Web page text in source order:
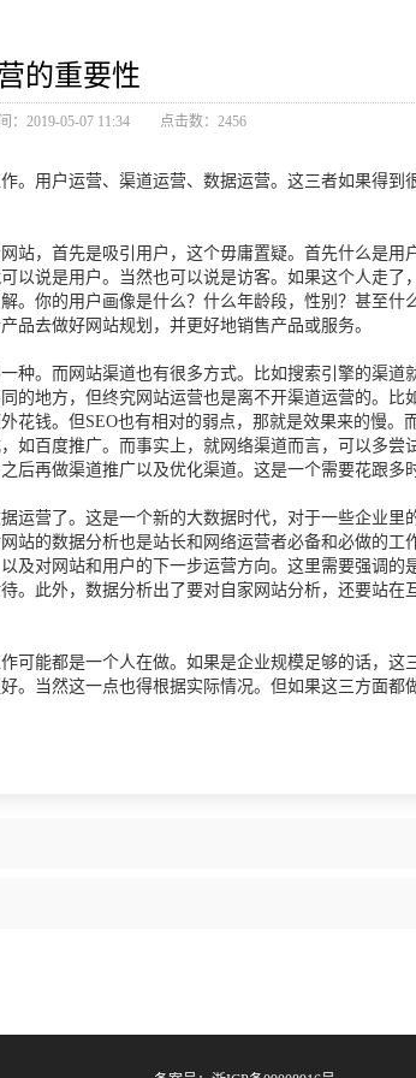
的重要性
：2019-05-07 11:34 点击数：2456
。用户运营、渠道运营、数据运营。这三者如果得到
站，首先是吸引用户，这个毋庸置疑。首先什么是用
以说是用户。当然也可以说是访客。如果这个人走了
。你的用户画像是什么？什么年龄段，性别？甚至什
品去做好网站规划，并更好地销售产品或服务。
种。而网站渠道也有很多方式。比如搜索引擎的渠道
的地方，但终究网站运营也是离不开渠道运营的。比
花钱。但SEO也有相对的弱点，那就是效果来的慢。
如百度推广。而事实上，就网络渠道而言，可以多
后再做渠道推广以及优化渠道。这是一个需要花跟多
运营了。这是一个新的大数据时代，对于一些企业里
站的数据分析也是站长和网络运营者必备和必做的工
及对网站和用户的下一步运营方向。这里需要强调的
。此外，数据分析出了要对自家网站分析，还要站在
可能都是一个人在做。如果是企业规模足够的话，这
。当然这一点也得根据实际情况。但如果这三方面都